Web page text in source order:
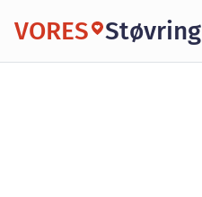
VORES Støvring